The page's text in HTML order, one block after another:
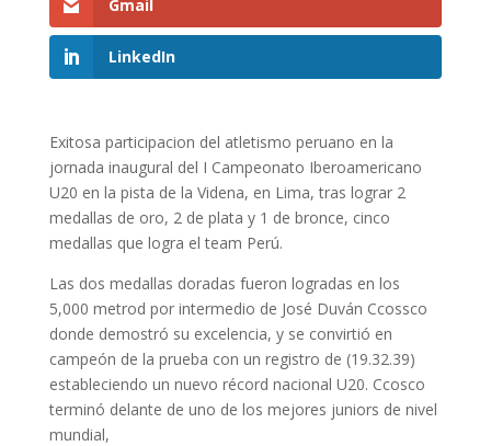
Gmail
LinkedIn
Exitosa participacion del atletismo peruano en la
jornada inaugural del I Campeonato Iberoamericano
U20 en la pista de la Videna, en Lima, tras lograr 2
medallas de oro, 2 de plata y 1 de bronce, cinco
medallas que logra el team Perú.
Las dos medallas doradas fueron logradas en los
5,000 metrod por intermedio de José Duván Ccossco
donde demostró su excelencia, y se convirtió en
campeón de la prueba con un registro de (19.32.39)
estableciendo un nuevo récord nacional U20. Ccosco
terminó delante de uno de los mejores juniors de nivel
mundial,